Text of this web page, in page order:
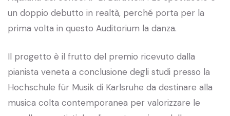
un doppio debutto in realtà, perché porta per la
prima volta in questo Auditorium la danza.
Il progetto è il frutto del premio ricevuto dalla
pianista veneta a conclusione degli studi presso la
Hochschule für Musik di Karlsruhe da destinare alla
musica colta contemporanea per valorizzare le